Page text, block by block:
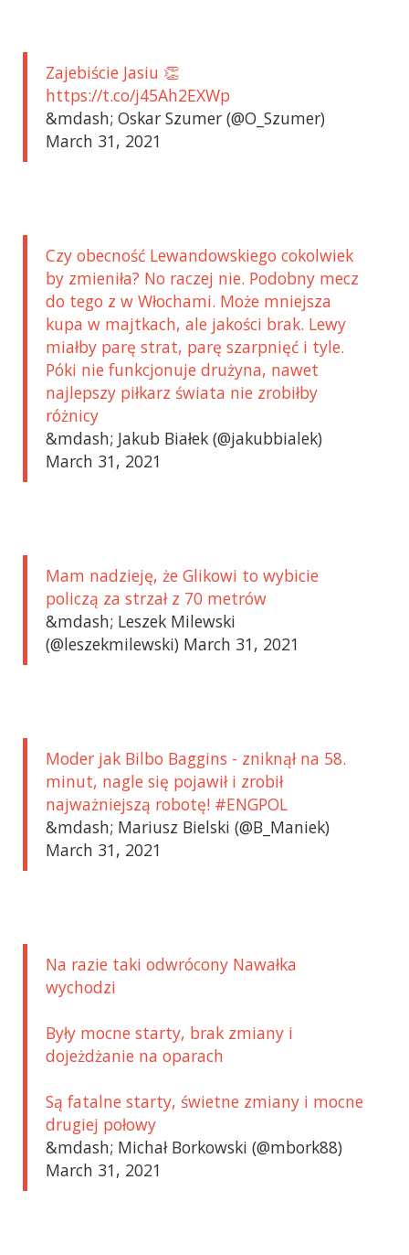
Zajebiście Jasiu 👏
https://t.co/j45Ah2EXWp
&mdash; Oskar Szumer (@O_Szumer)
March 31, 2021
Czy obecność Lewandowskiego cokolwiek
by zmieniła? No raczej nie. Podobny mecz
do tego z w Włochami. Może mniejsza
kupa w majtkach, ale jakości brak. Lewy
miałby parę strat, parę szarpnięć i tyle.
Póki nie funkcjonuje drużyna, nawet
najlepszy piłkarz świata nie zrobiłby
różnicy
&mdash; Jakub Białek (@jakubbialek)
March 31, 2021
Mam nadzieję, że Glikowi to wybicie
policzą za strzał z 70 metrów
&mdash; Leszek Milewski
(@leszekmilewski) March 31, 2021
Moder jak Bilbo Baggins - zniknął na 58.
minut, nagle się pojawił i zrobił
najważniejszą robotę! #ENGPOL
&mdash; Mariusz Bielski (@B_Maniek)
March 31, 2021
Na razie taki odwrócony Nawałka
wychodzi
Były mocne starty, brak zmiany i
dojeżdżanie na oparach
Są fatalne starty, świetne zmiany i mocne
drugiej połowy
&mdash; Michał Borkowski (@mbork88)
March 31, 2021